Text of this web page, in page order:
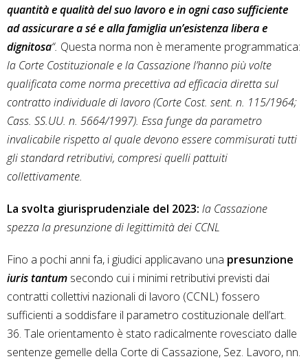
quantità e qualità del suo lavoro e in ogni caso sufficiente
ad assicurare a sé e alla famiglia un’esistenza libera e
dignitosa“. Questa norma non è meramente programmatica:
la Corte Costituzionale e la Cassazione l’hanno più volte
qualificata come norma precettiva ad efficacia diretta sul
contratto individuale di lavoro (Corte Cost. sent. n. 115/1964;
Cass. SS.UU. n. 5664/1997). Essa funge da parametro
invalicabile rispetto al quale devono essere commisurati tutti
gli standard retributivi, compresi quelli pattuiti
collettivamente.
La svolta giurisprudenziale del 2023: la Cassazione
spezza la presunzione di legittimità dei CCNL
Fino a pochi anni fa, i giudici applicavano una presunzione
iuris tantum secondo cui i minimi retributivi previsti dai
contratti collettivi nazionali di lavoro (CCNL) fossero
sufficienti a soddisfare il parametro costituzionale dell’art.
36. Tale orientamento è stato radicalmente rovesciato dalle
sentenze gemelle della Corte di Cassazione, Sez. Lavoro, nn.